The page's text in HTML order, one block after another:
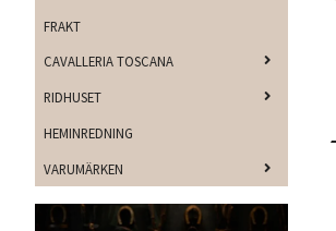
FRAKT
CAVALLERIA TOSCANA
RIDHUSET
HEMINREDNING
VARUMÄRKEN